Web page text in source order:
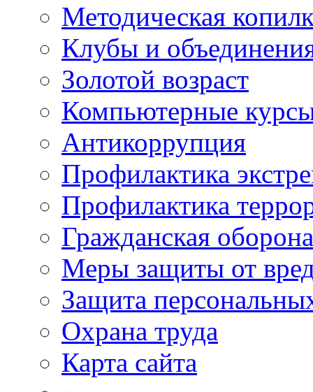
Методическая
Клубы и
Золотой возраст
Компьютерные
Антикоррупция
Профилактика
Профилактика
Гражданская оборона
Меры защиты от
Защита
Охрана труда
Карта сайта